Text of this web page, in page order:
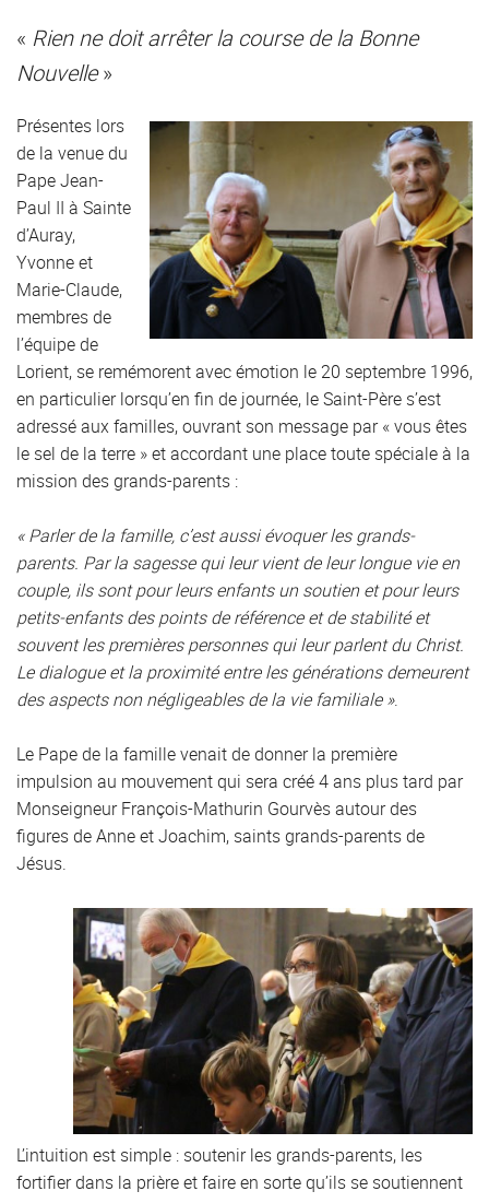
« Rien ne doit arrêter la course de la Bonne
Nouvelle»
Présentes lors
de la venue du
Pape Jean-
Paul II à Sainte
d’Auray,
Yvonne et
Marie-Claude,
membres de
l’équipe de
Lorient, se remémorent avec émotion le 20 septembre 1996,
en particulier lorsqu’en fin de journée, le Saint-Père s’est
adressé aux familles, ouvrant son message par « vous êtes
le sel de la terre » et accordant une place toute spéciale à la
mission des grands-parents :
« Parler de la famille, c’est aussi évoquer les grands-
parents. Par la sagesse qui leur vient de leur longue vie en
couple, ils sont pour leurs enfants un soutien et pour leurs
petits-enfants des points de référence et de stabilité et
souvent les premières personnes qui leur parlent du Christ.
Le dialogue et la proximité entre les générations demeurent
des aspects non négligeables de la vie familiale ».
Le Pape de la famille venait de donner la première
impulsion au mouvement qui sera créé 4 ans plus tard par
Monseigneur François-Mathurin Gourvès autour des
figures de Anne et Joachim, saints grands-parents de
Jésus.
L’intuition est simple : soutenir les grands-parents, les
fortifier dans la prière et faire en sorte qu’ils se soutiennent